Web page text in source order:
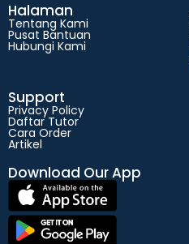
Halaman
Tentang Kami
Pusat Bantuan
Hubungi Kami
Support
Privacy Policy
Daftar Tutor
Cara Order
Artikel
Download Our App